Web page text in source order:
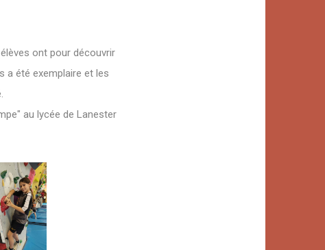
ont pour découvrir
a été exemplaire et les
au lycée de Lanester